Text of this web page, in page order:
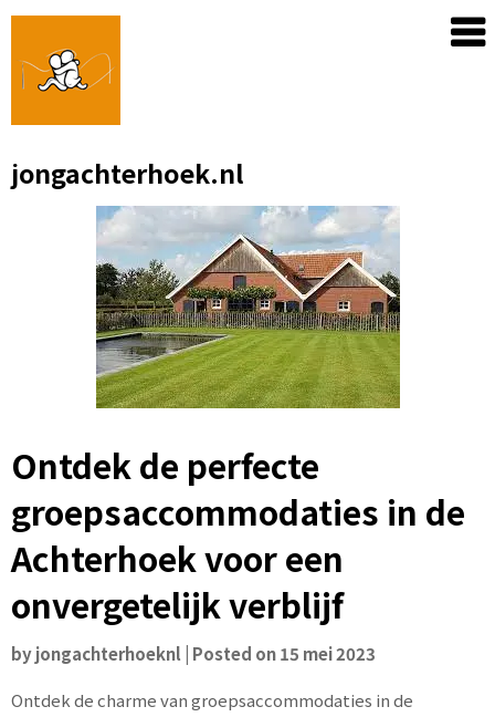
Skip
content
jongachterhoek.nl
Ontdek de perfecte
groepsaccommodaties in de
Achterhoek voor een
onvergetelijk verblijf
byjongachterhoeknl Posted on15 mei 2023
Ontdek de charme van groepsaccommodaties in de